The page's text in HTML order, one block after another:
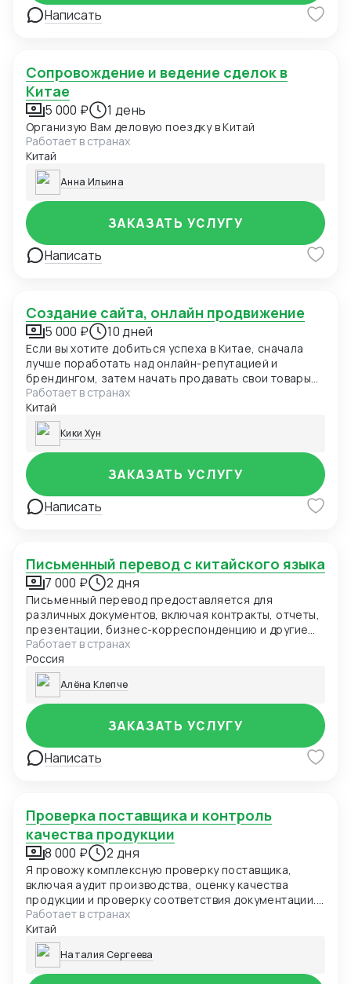
Написать
Сопровождение и ведение сделок в
Китае
5 000 ₽ 1 день
Организую Вам деловую поездку в Китай
Работает в странах
Китай
Анна Ильина
Написать
ЗАКАЗАТЬ УСЛУГУ
Создание сайта, онлайн продвижение
5 000 ₽ 10 дней
Если вы хотите добиться успеха в Китае, сначала
лучше поработать над онлайн-репутацией и
брендингом, затем начать продавать свои товары
или услуги на Tmall, JD.com, Pinduoduo, Xiaohongshu.
И только после этого, если вы вложили достаточное
количество средств и времени в онлайн-маркетинг,
вы можете начать развивать свое физическое
присутствие и открывать офлайн-магазины.
Работает в странах
Китай
Кики Хун
Написать
ЗАКАЗАТЬ УСЛУГУ
Письменный перевод с китайского языка
7 000 ₽ 2 дня
Письменный перевод предоставляется для
различных документов, включая контракты, отчеты,
презентации, бизнес-корреспонденцию и другие
тексты. Я гарантирую точность, качество и
соблюдение сроков выполнения перевода.
Работает в странах
Россия
Алёна Клепче
Написать
ЗАКАЗАТЬ УСЛУГУ
Проверка поставщика и контроль
качества продукции
8 000 ₽ 2 дня
Я провожу комплексную проверку поставщика,
включая аудит производства, оценку качества
продукции и проверку соответствия документации.
Осмотр производства, тестирование продукции,
проверка сертификатов и лицензий, анализ
документации.
Работает в странах
Китай
Наталия Сергеева